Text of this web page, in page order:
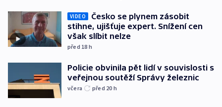
VIDEO
Česko se plynem zásobit
stihne, ujišťuje expert. Snížení cen
však slíbit nelze
před 18 h
Policie obvinila pět lidí v souvislosti s
veřejnou soutěží Správy železnic
včera před 20 h